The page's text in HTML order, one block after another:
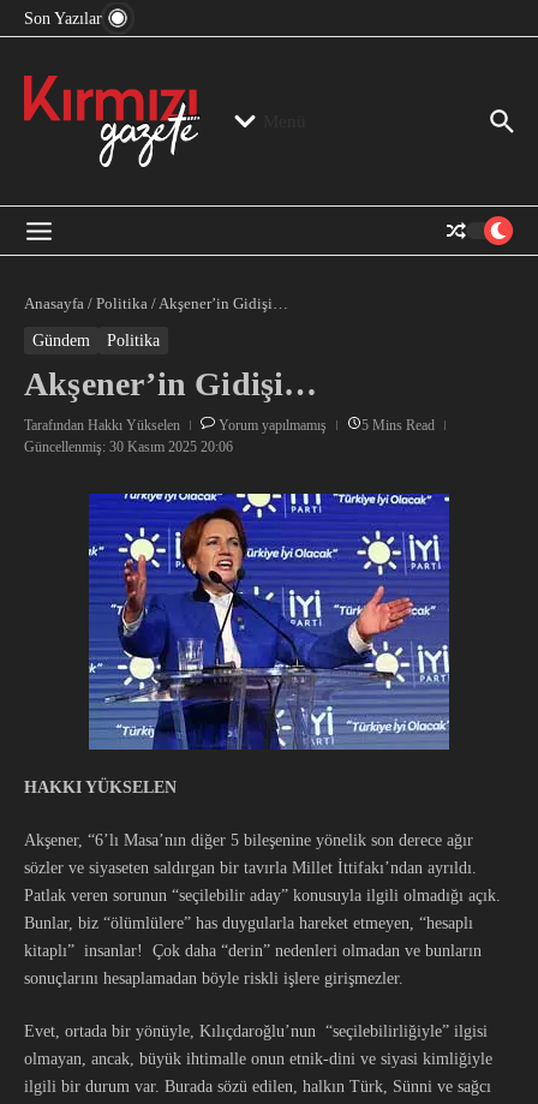
İçeriğe atla
Son Yazılar
“Mutlak Butlan” ve Bir Kez Daha Rejimin “Kendinden
Anasayfa / Politika /Akşener’in Gidişi…
Gündem Politika
Akşener’in Gidişi…
Tarafından Hakkı Yükselen Yorum yapılmamış
5 Mins Read
Güncellenmiş: 30 Kasım 2025 20:06
HAKKI YÜKSELEN
Akşener, “6’lı Masa’nın diğer 5 bileşenine yönelik son derece ağır
sözler ve siyaseten saldırgan bir tavırla Millet İttifakı’ndan ayrıldı.
Patlak veren sorunun “seçilebilir aday” konusuyla ilgili olmadığı açık.
Bunlar, biz “ölümlülere” has duygularla hareket etmeyen, “hesaplı
kitaplı” insanlar! Çok daha “derin” nedenleri olmadan ve bunların
sonuçlarını hesaplamadan böyle riskli işlere girişmezler.
Evet, ortada bir yönüyle, Kılıçdaroğlu’nun “seçilebilirliğiyle” ilgisi
olmayan, ancak, büyük ihtimalle onun etnik-dini ve siyasi kimliğiyle
ilgili bir durum var. Burada sözü edilen, halkın Türk, Sünni ve sağcı